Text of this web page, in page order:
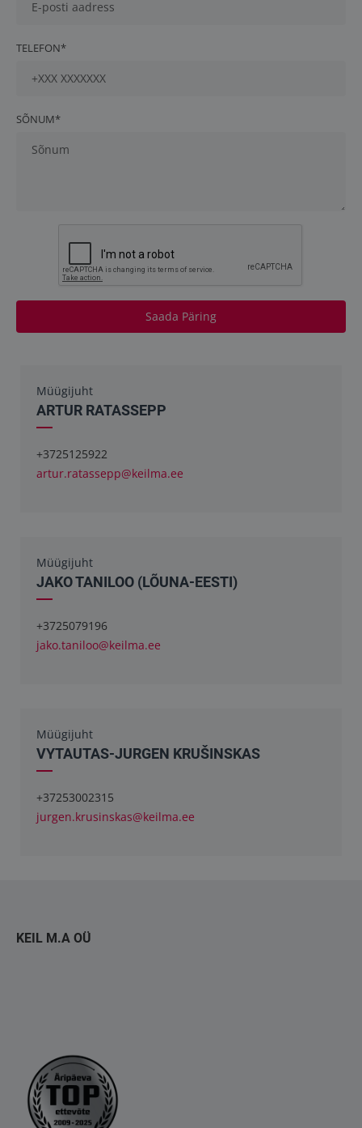
TELEFON*
SÕNUM*
Saada Päring
Müügijuht
ARTUR RATASSEPP
+3725125922
artur.ratassepp@keilma.ee
Müügijuht
JAKO TANILOO (LÕUNA-EESTI)
+3725079196
jako.taniloo@keilma.ee
Müügijuht
VYTAUTAS-JURGEN KRUŠINSKAS
+37253002315
jurgen.krusinskas@keilma.ee
KEIL M.A OÜ